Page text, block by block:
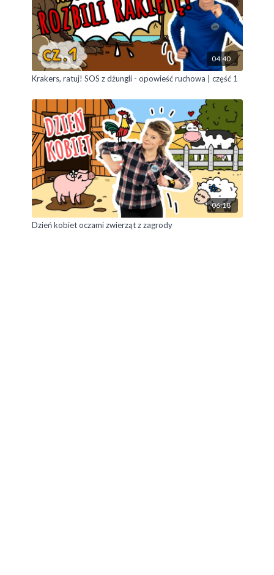
04:40
Krakers, ratuj! SOS z dżungli - opowieść ruchowa | część 1
06:18
Dzień kobiet oczami zwierząt z zagrody